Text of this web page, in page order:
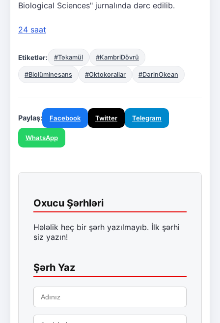
Biological Sciences" jurnalında dərc edilib.
24 saat
Etiketlər: #Təkamül #KambriDövrü
#Biolüminesans #Oktokorallar #DərinOkean
Paylaş: Facebook Twitter Telegram
WhatsApp
Oxucu Şərhləri
Hələlik heç bir şərh yazılmayıb. İlk şərhi
siz yazın!
Şərh Yaz